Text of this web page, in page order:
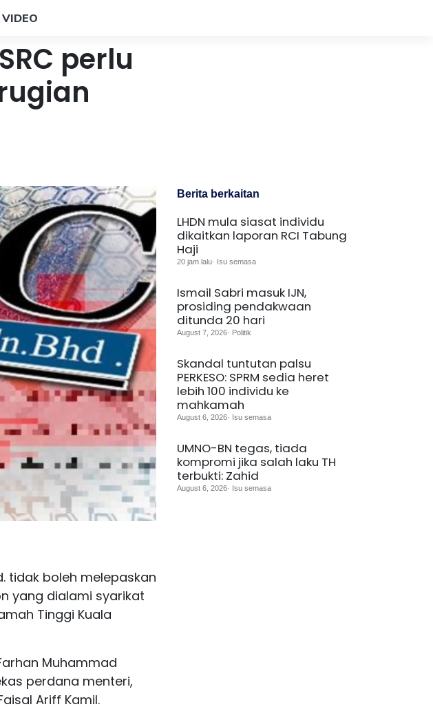
VIDEO
perlu
tidak boleh melepaskan
yang dialami syarikat
Tinggi Kuala
Muhammad
perdana menteri,
Ariff Kamil.
Berita berkaitan
LHDN mula siasat individu
dikaitkan laporan RCI Tabung
Haji
20 jam lalu· Isu semasa
Ismail Sabri masuk IJN,
prosiding pendakwaan
ditunda 20 hari
August 7, 2026· Politik
Skandal tuntutan palsu
PERKESO: SPRM sedia heret
lebih 100 individu ke
mahkamah
August 6, 2026· Isu semasa
UMNO-BN tegas, tiada
kompromi jika salah laku TH
terbukti: Zahid
August 6, 2026· Isu semasa